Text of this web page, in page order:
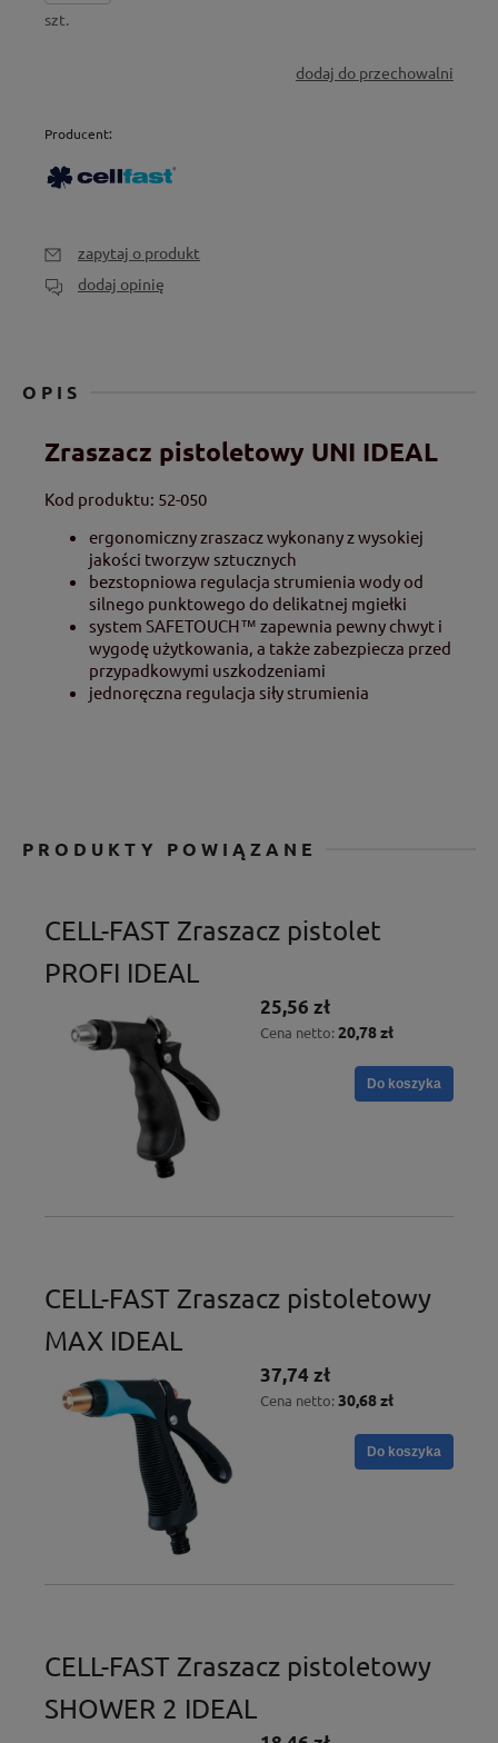
szt.
dodaj do przechowalni
Producent:
zapytaj o produkt
dodaj opinię
OPIS
Zraszacz pistoletowy UNI IDEAL
Kod produktu: 52-050
ergonomiczny zraszacz wykonany z wysokiej
jakości tworzyw sztucznych
bezstopniowa regulacja strumienia wody od
silnego punktowego do delikatnej mgiełki
system SAFETOUCH™ zapewnia pewny chwyt i
wygodę użytkowania, a także zabezpiecza przed
przypadkowymi uszkodzeniami
jednoręczna regulacja siły strumienia
PRODUKTY POWIĄZANE
CELL-FAST Zraszacz pistolet
PROFI IDEAL
25,56 zł
Cena netto: 20,78 zł
Do koszyka
CELL-FAST Zraszacz pistoletowy
MAX IDEAL
37,74 zł
Cena netto: 30,68 zł
Do koszyka
CELL-FAST Zraszacz pistoletowy
SHOWER 2 IDEAL